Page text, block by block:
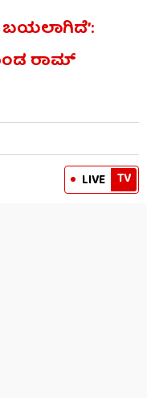
ಬಯಲಾಗಿದೆ’:
ರಾಮ್​
LIVE TV